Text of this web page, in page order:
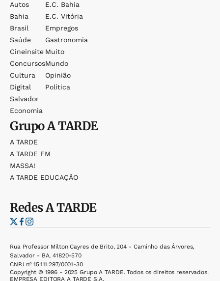
Autos
Bahia
Brasil
Saúde
Cineinsite
Concursos
Cultura
Digital
Salvador
Economia
E.c. Bahia
E.c. Vitória
Empregos
Gastronomia
Muito
Mundo
Opinião
Política
GrupoA TARDE
A TARDE
A TARDE FM
MASSA!
A TARDE EDUCAÇÃO
RedesA TARDE
Rua Professor Milton Cayres de Brito, 204 - Caminho das Árvores,
Salvador - BA, 41820-570
CNPJ nº 15.111.297/0001-30
Copyright © 1996 - 2025 Grupo A TARDE. Todos os direitos reservados.
EMPRESA EDITORA A TARDE S.A.